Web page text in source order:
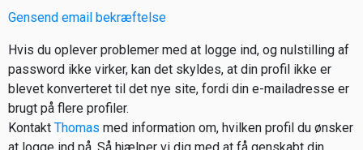
Gensend email bekræftelse
Hvis du oplever problemer med at logge ind, og nulstilling af
password ikke virker, kan det skyldes, at din profil ikke er
blevet konverteret til det nye site, fordi din e-mailadresse er
brugt på flere profiler.
Kontakt Thomas med information om, hvilken profil du ønsker